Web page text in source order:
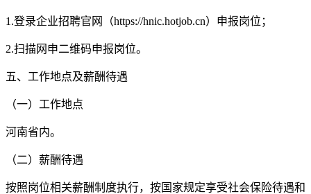
1.登录企业招聘官网（https://hnic.hotjob.cn）申报岗位；
2.扫描网申二维码申报岗位。
五、工作地点及薪酬待遇
（一）工作地点
河南省内。
（二）薪酬待遇
按照岗位相关薪酬制度执行，按国家规定享受社会保险待遇和